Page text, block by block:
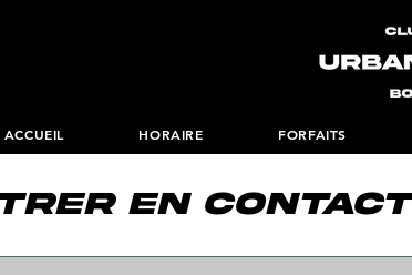
ACCUEIL HORAIRE FORFAITS
en contact